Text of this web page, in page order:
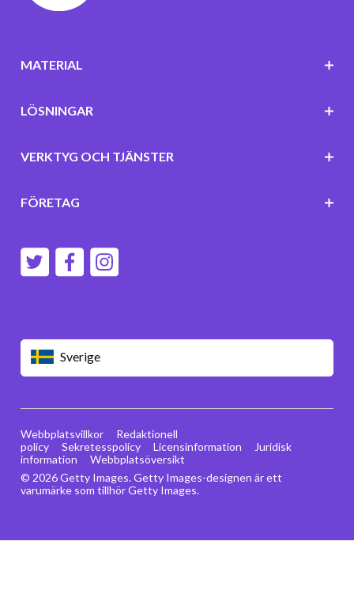
Sverige
MATERIAL
LÖSNINGAR
VERKTYG OCH TJÄNSTER
FÖRETAG
© 2026 Getty Images. Getty Images-designen är ett
varumärke som tillhör Getty Images.
Webbplatsvillkor
Redaktionell
policy
Sekretesspolicy Licensinformation
Juridisk
information
Webbplatsöversikt